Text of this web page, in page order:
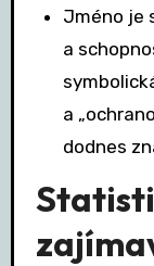
Jméno je
a
a
dodnes